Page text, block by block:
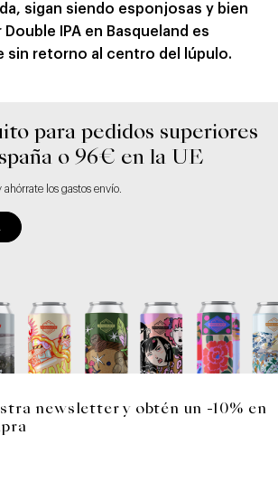
sigan siendo esponjosas y bien
IPA en Basqueland es
sin retorno al centro del lúpulo.
para pedidos superiores
o 96€ en la UE
los gastos envío.
newsletter y obtén un -10% en